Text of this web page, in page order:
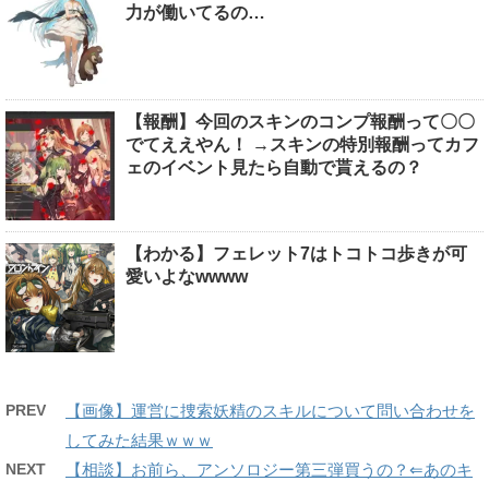
力が働いてるの…
【報酬】今回のスキンのコンプ報酬って〇〇
でてええやん！ →スキンの特別報酬ってカフ
ェのイベント見たら自動で貰えるの？
【わかる】フェレット7はトコトコ歩きが可
愛いよなwwww
PREV
【画像】運営に捜索妖精のスキルについて問い合わせを
してみた結果ｗｗｗ
NEXT
【相談】お前ら、アンソロジー第三弾買うの？⇐あのキ